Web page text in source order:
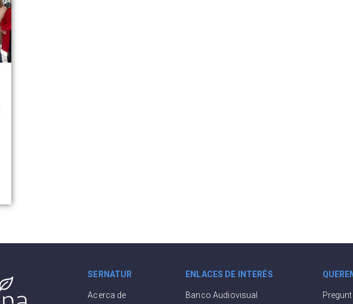
SERNATUR
Acerca de
ENLACES DE INTERÉS
Banco Audiovisual